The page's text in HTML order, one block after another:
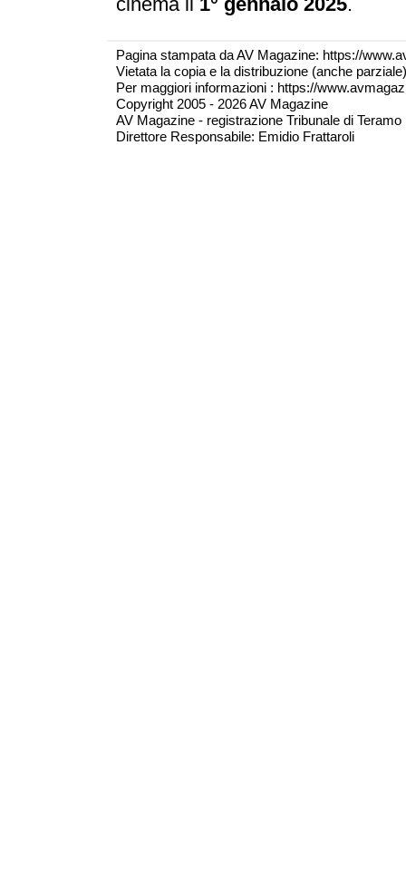
Pagina stampata da AV Magazine: https://
Vietata la copia e la distribuzione (anche
Per maggiori informazioni : https://
Copyright 2005 - 2026 AV Magazine
AV Magazine - registrazione Tribunale di
Direttore Responsabile: Emidio Frattaroli